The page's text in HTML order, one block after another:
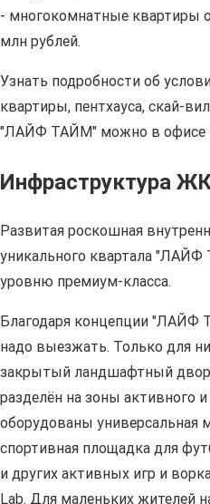
- многокомнатные квартиры
млн рублей.
Узнать подробности об
квартиры, пентхауса, скай-
"ЛАЙФ ТАЙМ" можно в офисе
Инфраструктура
Развитая роскошная
уникального квартала "ЛАЙФ
уровню премиум-класса.
Благодаря концепции "ЛАЙФ
надо выезжать. Только для
закрытый ландшафтный
разделён на зоны активного
оборудованы универсальная
спортивная площадка для
и других активных игр и
Lab. Для маленьких жителей